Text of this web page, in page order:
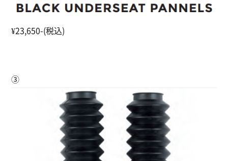
¥23,650-(税込)
③